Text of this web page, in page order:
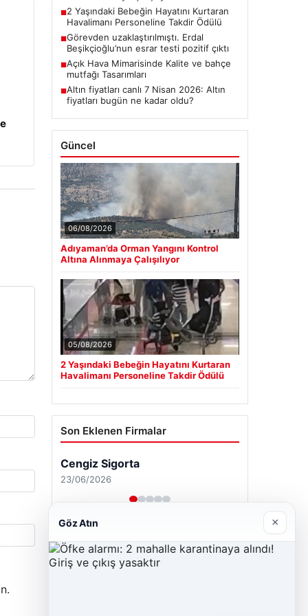
■2 Yaşındaki Bebeğin Hayatını Kurtaran
Havalimanı Personeline Takdir Ödülü
■Görevden uzaklaştırılmıştı. Erdal
Beşikçioğlu’nun esrar testi pozitif çıktı
■Açık Hava Mimarisinde Kalite ve bahçe
mutfağı Tasarımları
■Altın fiyatları canlı 7 Nisan 2026: Altın
fiyatları bugün ne kadar oldu?
Güncel
06/08/2026
Adıyaman’da Orman Yangını Kontrol
Altına Alınmaya Çalışılıyor
05/08/2026
2 Yaşındaki Bebeğin Hayatını Kurtaran
Havalimanı Personeline Takdir Ödülü
Son Eklenen Firmalar
Cengiz Sigorta
23/06/2026
Göz Atın ×